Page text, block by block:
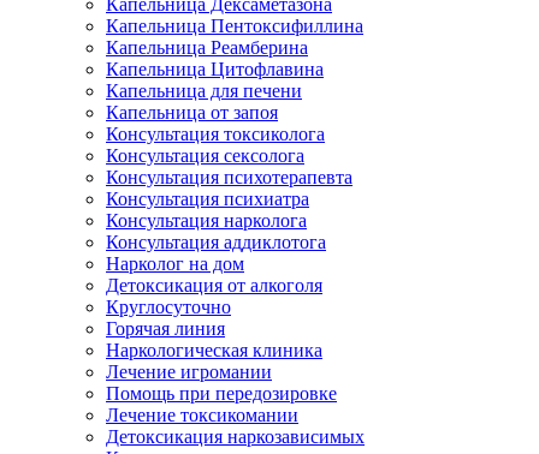
Капельница Дексаметазона
Капельница Пентоксифиллина
Капельница Реамберина
Капельница Цитофлавина
Капельница для печени
Капельница от запоя
Консультация токсиколога
Консультация сексолога
Консультация психотерапевта
Консультация психиатра
Консультация нарколога
Консультация аддиклотога
Нарколог на дом
Детоксикация от алкоголя
Круглосуточно
Горячая линия
Наркологическая клиника
Лечение игромании
Помощь при передозировке
Лечение токсикомании
Детоксикация наркозависимых